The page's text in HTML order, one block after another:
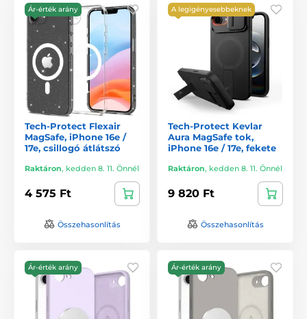
Ár-érték arány
Tech-Protect Flexair
MagSafe, iPhone 16e /
17e, csillogó átlátszó
Raktáron, kedden 8. 11. Önnél
4 575 Ft
Összehasonlítás
A legigényesebbeknek
Tech-Protect Kevlar
Aura MagSafe tok,
iPhone 16e / 17e, fekete
Raktáron, kedden 8. 11. Önnél
9 820 Ft
Összehasonlítás
Ár-érték arány Ár-érték arány